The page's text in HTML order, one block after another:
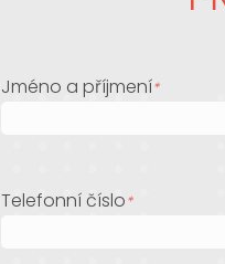
Jméno a příjmení*
Telefonní číslo*